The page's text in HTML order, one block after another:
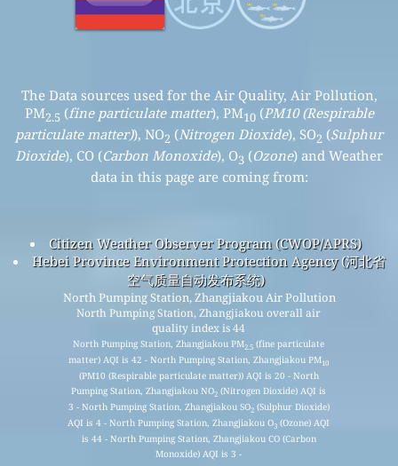
The Data sources used for the Air Quality, Air Pollution,
PM2.5 (fine particulate matter), PM10(PM10 (Respirable
particulate matter)), NO2 (Nitrogen Dioxide), SO2 (Sulphur
Dioxide), CO (Carbon Monoxide), O3 (Ozone) and Weather
data in this page are coming from:
Citizen Weather Observer Program (CWOP/APRS)
Hebei Province Environment Protection Agency (河北省
空气质量自动发布系统)
North Pumping Station, Zhangjiakou Air Pollution
North Pumping Station, Zhangjiakou overall air
quality index is 44
North Pumping Station, Zhangjiakou PM2.5 (fine particulate
matter) AQI is 42 - North Pumping Station, Zhangjiakou PM10
(PM10 (Respirable particulate matter)) AQI is 20 - North
Pumping Station, Zhangjiakou NO2 (Nitrogen Dioxide) AQI is
3 - North Pumping Station, Zhangjiakou SO2(Sulphur Dioxide)
AQI is 4 - North Pumping Station, Zhangjiakou O3 (Ozone) AQI
is 44 - North Pumping Station, Zhangjiakou CO (Carbon
Monoxide) AQI is 3 -